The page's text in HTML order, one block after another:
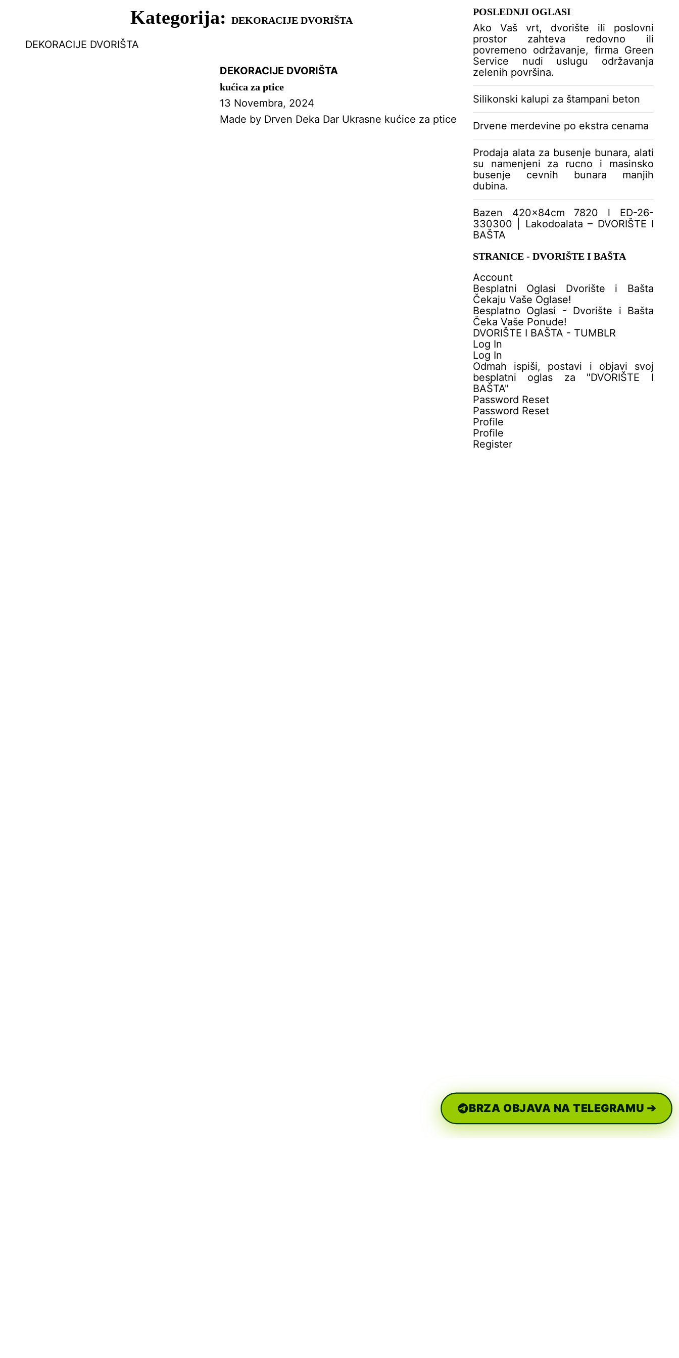
BRZA OBJAVA NA TELEGRAMU ➔
dubina.
Kategorija: DEKORACIJE DVORIŠTA
DEKORACIJE DVORIŠTA
DEKORACIJE DVORIŠTA
kućica za ptice
13 Novembra, 2024
Made by Drven Deka Dar Ukrasne kućice za ptice
POSLEDNJI OGLASI
Ako Vaš vrt, dvorište ili poslovni
prostor zahteva redovno ili
povremeno održavanje, firma Green
Service nudi uslugu održavanja
zelenih površina.
Silikonski kalupi za štampani beton
Drvene merdevine po ekstra cenama
Prodaja alata za busenje bunara, alati
su namenjeni za rucno i masinsko
busenje cevnih bunara manjih
dubina.
Bazen 420x84cm 7820 l ED-26-
330300 | Lakodoalata – DVORIŠTE I
BAŠTA
STRANICE - DVORIŠTE I BAŠTA
Account
Besplatni Oglasi Dvorište i Bašta
Čekaju Vaše Oglase!
Besplatno Oglasi - Dvorište i Bašta
Čeka Vaše Ponude!
DVORIŠTE I BAŠTA - TUMBLR
Log In
Log In
Odmah ispiši, postavi i objavi svoj
besplatni oglas za "DVORIŠTE I
BAŠTA"
Password Reset
Password Reset
Profile
Profile
Register